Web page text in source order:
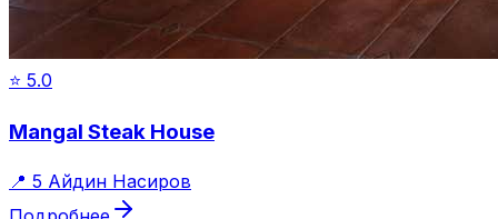
⭐ 5.0
Mangal Steak House
📍 5 Айдин Насиров